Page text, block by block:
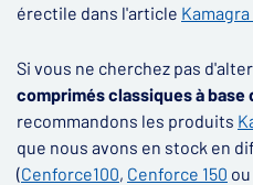
érectile dans l'article Kamagra
Si vous ne cherchez pas
comprimés classiques à base
recommandons les produits
que nous avons en stock en
(Cenforce100, Cenforce 150 ou